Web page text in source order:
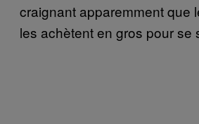
craignant apparemment que
les achètent en gros pour se